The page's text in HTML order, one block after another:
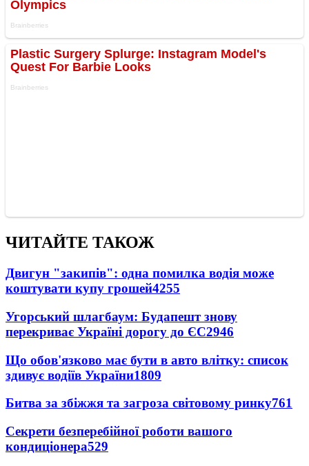
ЧИТАЙТЕ ТАКОЖ
Двигун "закипів": одна помилка водія може
коштувати купу грошей4255
Угорський шлагбаум: Будапешт знову
перекриває Україні дорогу до ЄС2946
Що обов'язково має бути в авто влітку: список
здивує водіїв України1809
Битва за збіжжя та загроза світовому ринку761
Секрети безперебійної роботи вашого
кондиціонера529